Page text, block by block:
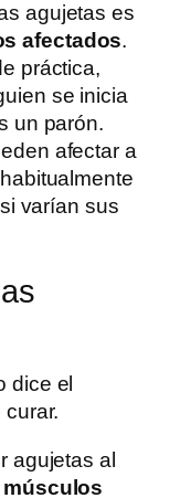
agujetas es
afectados.
práctica,
se inicia
un parón.
afectar a
varían sus
dice el
agujetas al